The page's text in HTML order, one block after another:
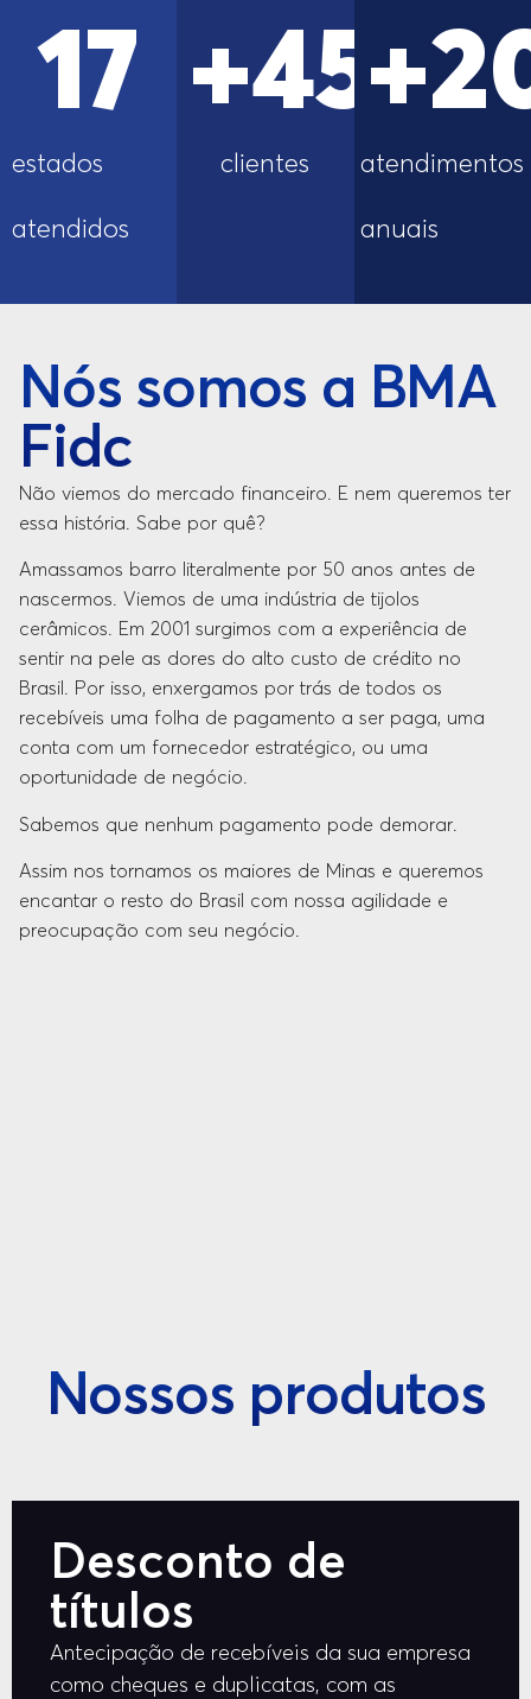
estados
atendidos
17
clientes
+450
atendimentos
anuais
+
Nós somos a BMA
Fidc
Não viemos do mercado financeiro. E nem queremos ter
essa história. Sabe por quê?
Amassamos barro literalmente por 50 anos antes de
nascermos. Viemos de uma indústria de tijolos
cerâmicos. Em 2001 surgimos com a experiência de
sentir na pele as dores do alto custo de crédito no
Brasil. Por isso, enxergamos por trás de todos os
recebíveis uma folha de pagamento a ser paga, uma
conta com um fornecedor estratégico, ou uma
oportunidade de negócio.
Sabemos que nenhum pagamento pode demorar.
Assim nos tornamos os maiores de Minas e queremos
encantar o resto do Brasil com nossa agilidade e
preocupação com seu negócio.
Nossos produtos
Desconto de
títulos
Antecipação de recebíveis da sua empresa
como cheques e duplicatas, com as